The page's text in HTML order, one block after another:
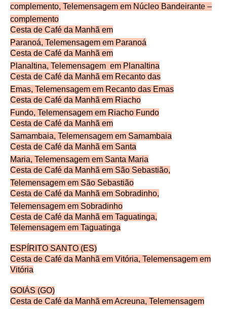
complemento, Telemensagem em Núcleo Bandeirante –
complemento
Cesta de Café da Manhã em
Paranoá, Telemensagem em Paranoá
Cesta de Café da Manhã em
Planaltina, Telemensagem em Planaltina
Cesta de Café da Manhã em Recanto das
Emas, Telemensagem em Recanto das Emas
Cesta de Café da Manhã em Riacho
Fundo, Telemensagem em Riacho Fundo
Cesta de Café da Manhã em
Samambaia, Telemensagem em Samambaia
Cesta de Café da Manhã em Santa
Maria, Telemensagem em Santa Maria
Cesta de Café da Manhã em São Sebastião,
Telemensagem em São Sebastião
Cesta de Café da Manhã em Sobradinho,
Telemensagem em Sobradinho
Cesta de Café da Manhã em Taguatinga,
Telemensagem em Taguatinga
ESPÍRITO SANTO (ES)
Cesta de Café da Manhã em Vitória, Telemensagem em
Vitória
GOIÁS (GO)
Cesta de Café da Manhã em Acreuna, Telemensagem